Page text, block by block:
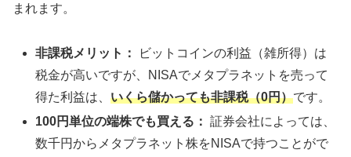
まれます。
非課税メリット：
ビットコインの利益（雑所得）は
税金が高いですが、NISAでメタプラネットを売って
得た利益は、いくら儲かっても非課税（0円）です。
100円単位の端株でも買える： 証券会社によっては、
数千円からメタプラネット株をNISAで持つことがで